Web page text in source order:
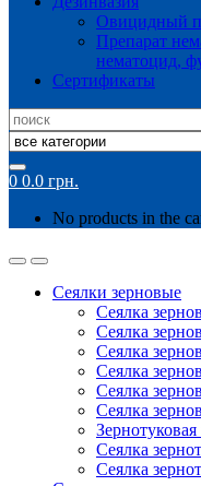
Овицидный
Препарат
нематоцид,
Сертификаты
Search
for:
0 0.0 грн.
No products in the
Сеялки зерновые
Сеялка
Сеялка
Сеялка
Сеялка
Сеялка
Сеялка
Сеялка
Сеялка